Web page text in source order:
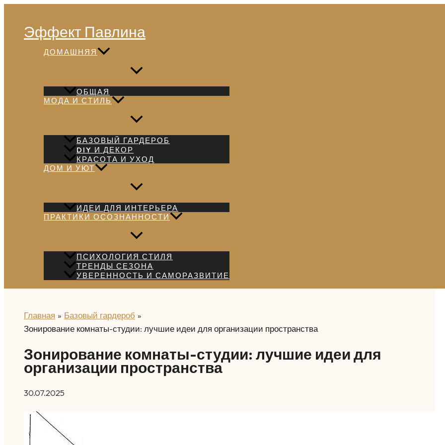
содержимому
Эффект Павлина
ДОМАШНЯЯ
ОБЩАЯ
МОДА И СТИЛЬ
БАЗОВЫЙ ГАРДЕРОБ
DIY И ДЕКОР
КРАСОТА И УХОД
ДОМ И УЮТ
ИДЕИ ДЛЯ ИНТЕРЬЕРА
ПРАКТИКИ ОСОЗНАННОСТИ
ПСИХОЛОГИЯ СТИЛЯ
ТРЕНДЫ СЕЗОНА
УВЕРЕННОСТЬ И САМОРАЗВИТИЕ
Главная
Базовый гардероб
Зонирование комнаты-студии: лучшие идеи для организации пространства
Зонирование комнаты-студии: лучшие идеи для
организации пространства
30.07.2025